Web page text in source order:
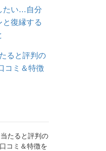
たい…自分
と復縁する
ると評判の
コミ＆特徴
たると評判の
コミ＆特徴を